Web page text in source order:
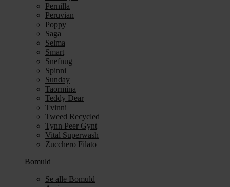
Pernilla
Peruvian
Poppy
Saga
Selma
Smart
Snefnug
Spinni
Sunday
Taormina
Teddy Dear
Tvinni
Tweed Recycled
Tynn Peer Gynt
Vital Superwash
Zucchero Filato
Bomuld
Se alle Bomuld